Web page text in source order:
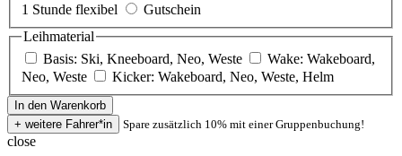
1 Stunde flexibel
Gutschein
Leihmaterial
Basis: Ski, Kneeboard, Neo, Weste
Wake: Wakeboard,
Neo, Weste
Kicker: Wakeboard, Neo, Weste, Helm
Spare zusätzlich 10% mit einer Gruppenbuchung!
close